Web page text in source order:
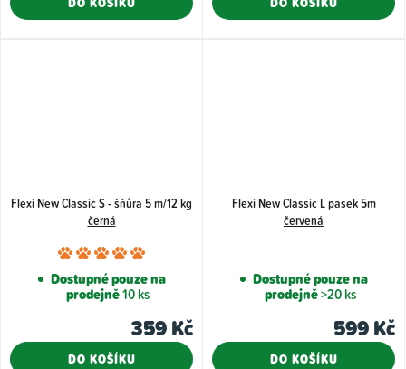
Flexi New Classic S - šňůra 5 m/12 kg
černá
Průměrné
hodnocení
produktu
je
5,0
Dostupné pouze na
prodejně10 ks
359 Kč
DO KOŠÍKU
Flexi New Classic L pasek 5m
červená
Dostupné pouze na
prodejně>20 ks
599 Kč
DO KOŠÍKU